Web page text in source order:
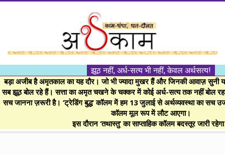
।।
अर्थकाम।।
BE
झूठ नहीं, अर्ध-सत्य भी नहीं, केवल अर्थसत्य!
बड़ा अजीब है अमृतकाल का यह दौर। जो भी ज्यादा मुखर हैं और जिनकी आवाज़ सुनी
सब झूठ बोल रहे हैं। सत्ता का अमृत चखने के चक्कर में कोई अर्ध-सत्य तक नहीं बोल
सच जानना ज़रूरी है। ‘ट्रेडिंग बुद्ध’ कॉलम में हम 13 जुलाई से अर्थव्यवस्था का सच
कॉलम मूल रूप में लौट आएगा।
इस दौरान ‘तथास्तु’ का साप्ताहिक कॉलम बदस्तूर जारी